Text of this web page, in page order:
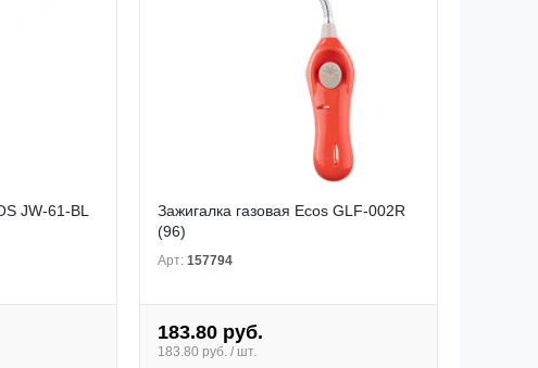
JW-61-BL
Зажигалка газовая Ecos GLF-002R
(96)
Арт: 157794
183.80 руб.
183.80 руб. / шт.